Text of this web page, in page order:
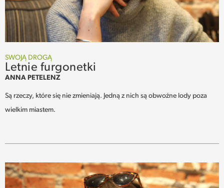
SWOJĄ DROGĄ
Letnie furgonetki
ANNA PETELENZ
Są rzeczy, które się nie zmieniają. Jedną z nich są obwoźne lody poza
wielkim miastem.